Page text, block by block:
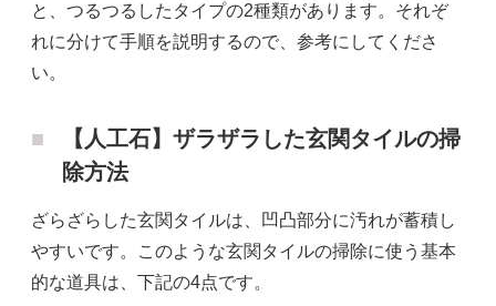
と、つるつるしたタイプの2種類があります。それぞ
れに分けて手順を説明するので、参考にしてくださ
い。
【人工石】ザラザラした玄関タイルの掃
除方法
ざらざらした玄関タイルは、凹凸部分に汚れが蓄積し
やすいです。このような玄関タイルの掃除に使う基本
的な道具は、下記の4点です。